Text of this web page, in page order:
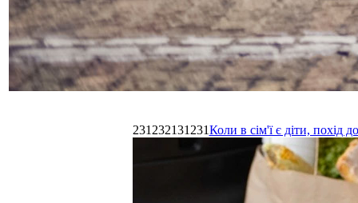
231232131231Коли в сім'ї є діти,